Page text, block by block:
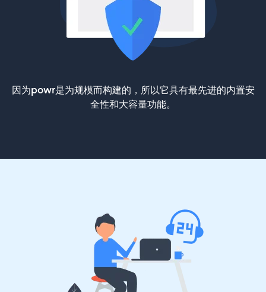
因为powr是为规模而构建的，所以它具有最先进的内置安
全性和大容量功能。